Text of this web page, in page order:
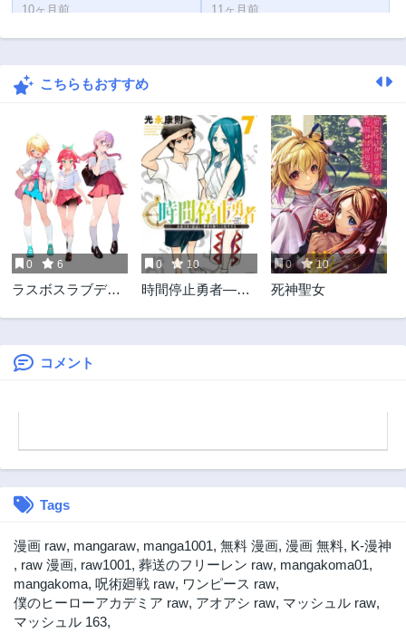
10ヶ月前 11ヶ月前
第9話 第8話
第7話
第5.5話
1年前
第5話
1年前
第4話
2年前
第3話
2年前
第2話
2年前
第1話
2年前
こちらもおすすめ
0 6
ラスボスラブデス/
0 10
時間停止勇者―余
ぎる―
0 10
死神聖女
コメント
Tags
漫画 raw, mangaraw, manga1001, 無料 漫画, 漫画 無料, K-漫神
, raw 漫画, raw1001, 葬送のフリーレン raw, mangakoma01,
mangakoma, 呪術廻戦 raw, ワンピース raw,
僕のヒーローアカデミア raw, アオアシ raw, マッシュル raw,
マッシュル 163,